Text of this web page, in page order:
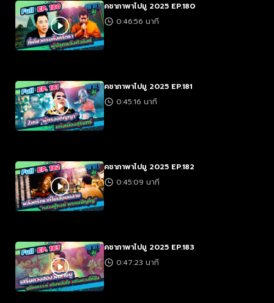
คชาภาพาไปมู 2025 EP.180
0:46:56 นาที
คชาภาพาไปมู 2025 EP.181
0:45:16 นาที
คชาภาพาไปมู 2025 EP.182
0:45:09 นาที
คชาภาพาไปมู 2025 EP.183
0:47:23 นาที